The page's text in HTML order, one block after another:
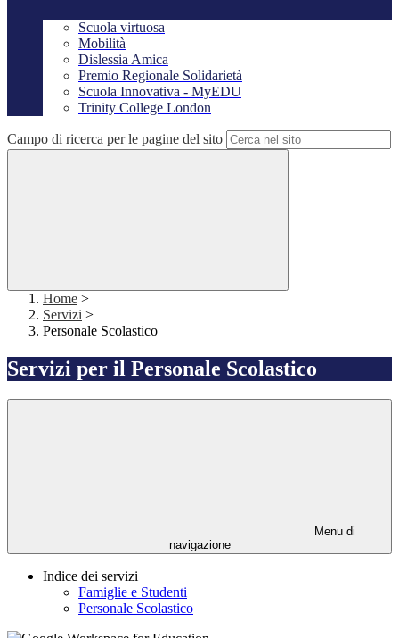
Scuola virtuosa
Mobilità
Dislessia Amica
Premio Regionale Solidarietà
Scuola Innovativa - MyEDU
Trinity College London
Campo di ricerca per le pagine del sito
Home >
Servizi >
Personale Scolastico
Servizi per il Personale Scolastico
Menu di
navigazione
Indice dei servizi
Famiglie e Studenti
Personale Scolastico